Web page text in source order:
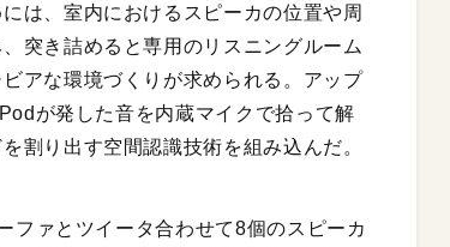
は、室内におけるスピーカの位置や周
突き詰めると専用のリスニングルーム
アな環境づくりが求められる。アップ
が発した音を内蔵マイクで拾って解
割り出す空間認識技術を組み込んだ。
ファとツイータ合わせて8個のスピーカ